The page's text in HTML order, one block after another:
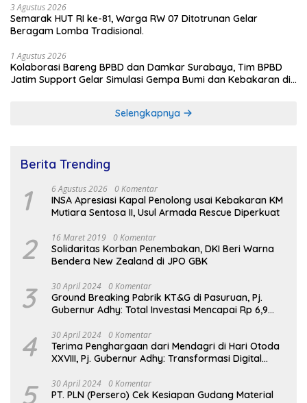
3 Agustus 2026
Semarak HUT RI ke-81, Warga RW 07 Ditotrunan Gelar
Beragam Lomba Tradisional.
1 Agustus 2026
Kolaborasi Bareng BPBD dan Damkar Surabaya, Tim BPBD
Jatim Support Gelar Simulasi Gempa Bumi dan Kebakaran di
Selengkapnya
Berita Trending
1 6 Agustus 2026 0 Komentar
INSA Apresiasi Kapal Penolong usai Kebakaran KM
Mutiara Sentosa II, Usul Armada Rescue Diperkuat
2 16 Maret 2019 0 Komentar
Solidaritas Korban Penembakan, DKI Beri Warna
Bendera New Zealand di JPO GBK
3 30 April 2024 0 Komentar
Ground Breaking Pabrik KT&G di Pasuruan, Pj.
Gubernur Adhy: Total Investasi Mencapai Rp 6,9
4 30 April 2024 0 Komentar
Terima Penghargaan dari Mendagri di Hari Otoda
XXVIII, Pj. Gubernur Adhy: Transformasi Digital
Keberhasilan Jatim
5 30 April 2024 0 Komentar
PT. PLN (Persero) Cek Kesiapan Gudang Material